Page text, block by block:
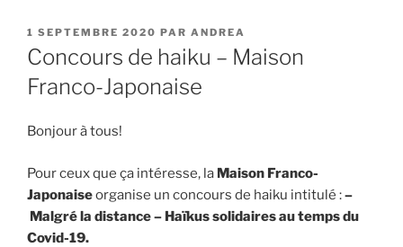
PUBLIÉ
LE
1 SEPTEMBRE 2020 PAR ANDREA
Concours de haiku – Maison
Franco-Japonaise
Bonjour à tous!
Pour ceux que ça intéresse, la Maison Franco-
Japonaiseorganise un concours de haiku intitulé :–
Malgré la distance – Haïkus solidaires au temps du
Covid-19.